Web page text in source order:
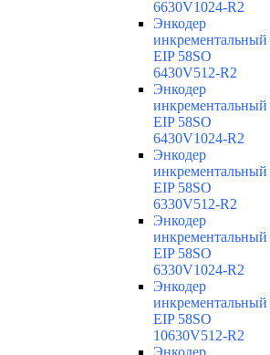
6630V1024-R2
Энкодер
инкрементальный
EIP 58SO
6430V512-R2
Энкодер
инкрементальный
EIP 58SO
6430V1024-R2
Энкодер
инкрементальный
EIP 58SO
6330V512-R2
Энкодер
инкрементальный
EIP 58SO
6330V1024-R2
Энкодер
инкрементальный
EIP 58SO
10630V512-R2